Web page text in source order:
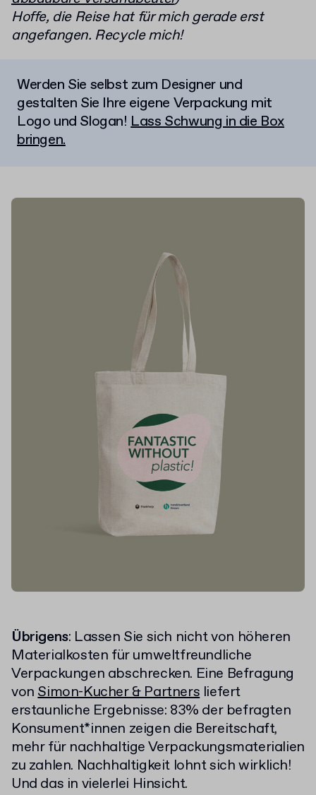
Hoffe, die Reise hat für mich gerade erst
angefangen. Recycle mich!
Werden Sie selbst zum Designer und
gestalten Sie Ihre eigene Verpackung mit
Logo und Slogan!Lass Schwung in die Box
bringen.
Übrigens: Lassen Sie sich nicht von höheren
Materialkosten für umweltfreundliche
Verpackungen abschrecken. Eine Befragung
vonSimon-Kucher & Partnersliefert
erstaunliche Ergebnisse: 83% der befragten
Konsument*innen zeigen die Bereitschaft,
mehr für nachhaltige Verpackungsmaterialien
zu zahlen. Nachhaltigkeit lohnt sich wirklich!
Und das in vielerlei Hinsicht.